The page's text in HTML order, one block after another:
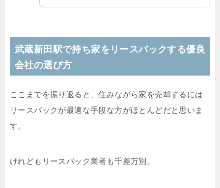
武蔵新田駅で持ち家をリースバックする優良
会社の選び方
ここまでを振り返ると、住みながら家を売却するには
リースバックが最適な手段な方がほとんどだと思いま
す。
けれどもリースバック業者も千差万別。